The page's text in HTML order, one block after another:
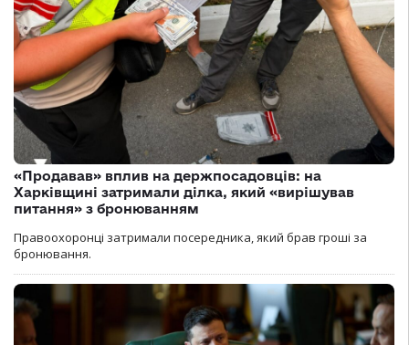
«Продавав» вплив на держпосадовців: на
Харківщині затримали ділка, який «вирішував
питання» з бронюванням
Правоохоронці затримали посередника, який брав гроші за
бронювання.